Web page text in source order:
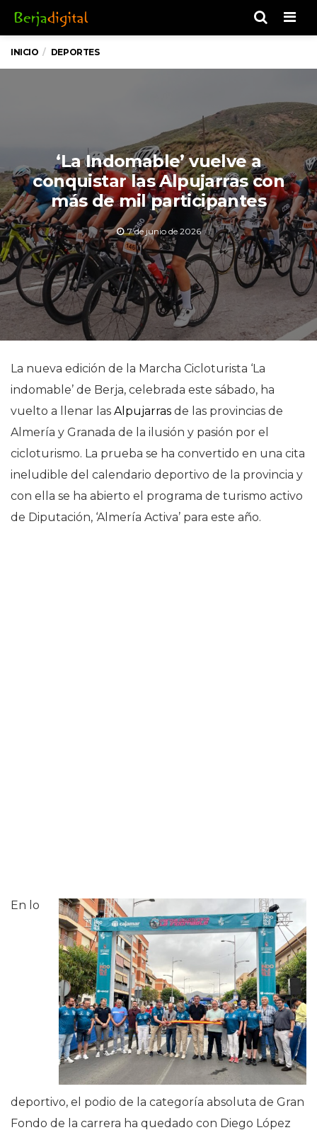
INICIO DEPORTES
‘La Indomable’ vuelve a
conquistar las Alpujarras con
más de mil participantes
7 de junio de 2026
La nueva edición de la Marcha Cicloturista ‘La
indomable’ de Berja, celebrada este sábado, ha
vuelto a llenar las Alpujarras de las provincias de
Almería y Granada de la ilusión y pasión por el
cicloturismo. La prueba se ha convertido en una cita
ineludible del calendario deportivo de la provincia y
con ella se ha abierto el programa de turismo activo
de Diputación, ‘Almería Activa’ para este año.
En lo
deportivo, el podio de la categoría absoluta de Gran
Fondo de la carrera ha quedado con Diego López